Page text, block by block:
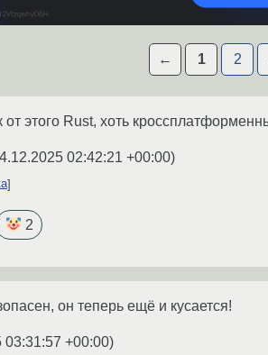
← 1 2
от этого Rust, хоть
02:42:21 +00:00)
2
он теперь ещё и кусается!
03:31:57 +00:00)